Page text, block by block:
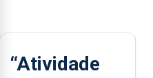
“Atividade